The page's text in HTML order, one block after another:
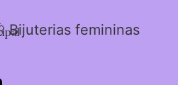
Bijuterias femininas